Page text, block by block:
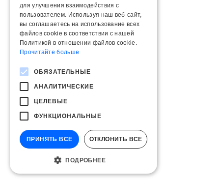
для улучшения взаимодействия с
пользователем. Используя наш веб-сайт,
вы соглашаетесь на использование всех
файлов cookie в соответствии с нашей
Политикой в ​​отношении файлов cookie.
Прочитайте больше
ОБЯЗАТЕЛЬНЫЕ
АНАЛИТИЧЕСКИЕ
ЦЕЛЕВЫЕ
ФУНКЦИОНАЛЬНЫЕ
ПРИНЯТЬ ВСЕ ОТКЛОНИТЬ ВСЕ
ПОДРОБНЕЕ